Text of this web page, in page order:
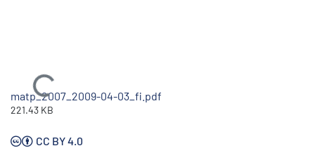
Ladataan...
matp_2007_2009-04-03_fi.pdf
221.43 KB
CC BY 4.0